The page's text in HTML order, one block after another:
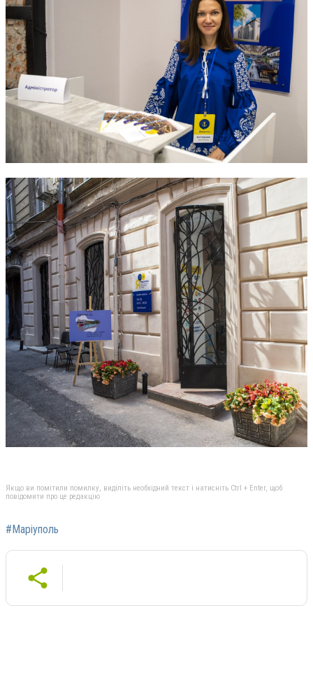
Якщо ви помітили помилку, виділіть необхідний текст і натисніть Ctrl + Enter, щоб
повідомити про це редакцію
#Маріуполь